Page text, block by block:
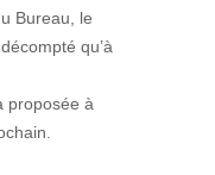
Bureau, le
qu’à
proposée à